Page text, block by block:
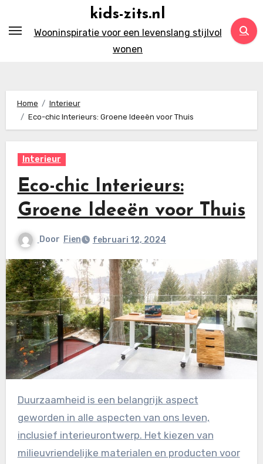
naar
kids-zits.nl
Wooninspiratie voor een levenslang stijlvol
wonen
Home
Interieur
Eco-chic Interieurs: Groene Ideeën voor Thuis
Interieur
Eco-chic Interieurs:
Groene Ideeën voor Thuis
Door Fien februari 12, 2024
Duurzaamheid is een belangrijk aspect
geworden in alle aspecten van ons leven,
inclusief interieurontwerp. Het kiezen van
milieuvriendelijke materialen en producten voor